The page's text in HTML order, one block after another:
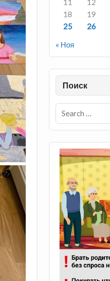
« Ноя
11
12
18
19
25
26
Поиск